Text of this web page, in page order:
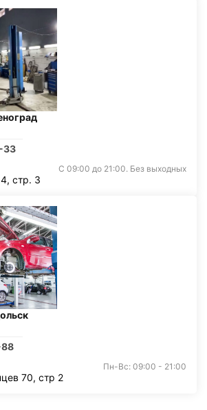
33
С 09:00 до 21:00. Без выходных
стр. 3
Пн-Вс: 09:00 - 21:00
70, стр 2